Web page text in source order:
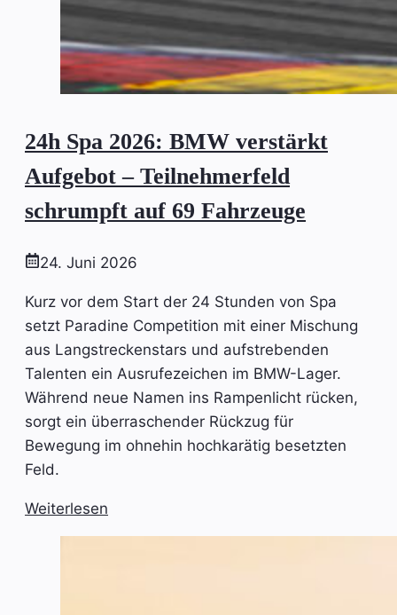
24h Spa 2026: BMW verstärkt
Aufgebot – Teilnehmerfeld
schrumpft auf 69 Fahrzeuge
24. Juni 2026
Kurz vor dem Start der 24 Stunden von Spa
setzt Paradine Competition mit einer Mischung
aus Langstreckenstars und aufstrebenden
Talenten ein Ausrufezeichen im BMW-Lager.
Während neue Namen ins Rampenlicht rücken,
sorgt ein überraschender Rückzug für
Bewegung im ohnehin hochkarätig besetzten
Feld.
Weiterlesen